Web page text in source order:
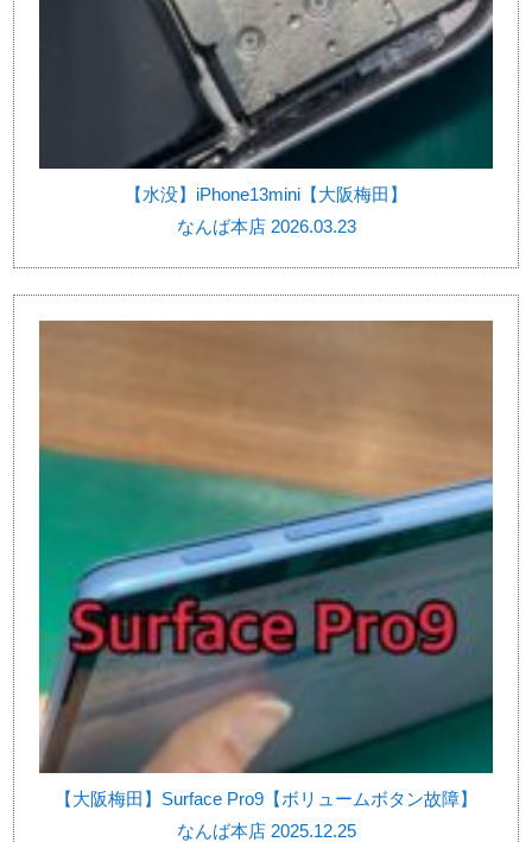
【水没】iPhone13mini【大阪梅田】
なんば本店 2026.03.23
【大阪梅田】Surface Pro9【ボリュームボタン故障】
なんば本店 2025.12.25